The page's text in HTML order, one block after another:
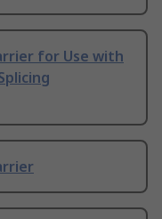
for Use with